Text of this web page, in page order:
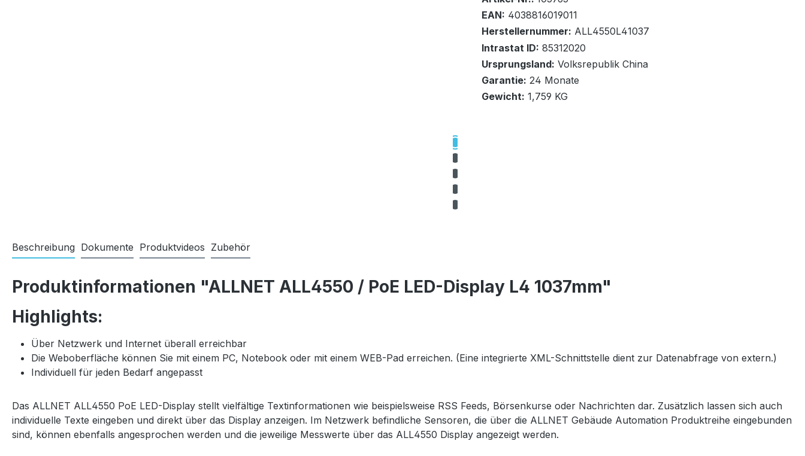
Lieferung auf Palette
In den Warenkorb
EAN: 4038816019011
Herstellernummer: ALL4550L41037
Intrastat ID: 85312020
Ursprungsland: Volksrepublik China
Garantie: 24 Monate
Gewicht: 1,759 KG
Beschreibung Dokumente Produktvideos Zubehör
Produktinformationen "ALLNET ALL4550 / PoE LED-Display L4 1037mm"
Highlights:
Über Netzwerk und Internet überall erreichbar
Die Weboberfläche können Sie mit einem PC, Notebook oder mit einem WEB-Pad erreichen. (Eine integrierte XML-Schnittstelle dient zur Datenabfrage von extern.)
Individuell für jeden Bedarf angepasst
Das ALLNET ALL4550 PoE LED-Display stellt vielfältige Textinformationen wie beispielsweise RSS Feeds, Börsenkurse oder Nachrichten dar. Zusätzlich lassen sich auch
individuelle Texte eingeben und direkt über das Display anzeigen. Im Netzwerk befindliche Sensoren, die über die ALLNET Gebäude Automation Produktreihe eingebunden
sind, können ebenfalls angesprochen werden und die jeweilige Messwerte über das ALL4550 Display angezeigt werden.